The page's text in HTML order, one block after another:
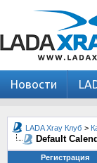
Новости
LADA Xray Клуб >
Default
Регистрация